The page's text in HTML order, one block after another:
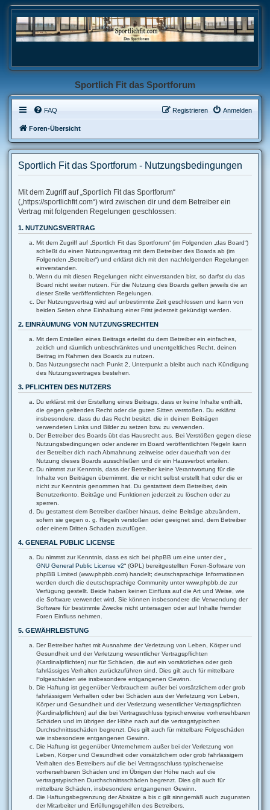
Sportlich Fit das Sportforum
FAQ Anmelden
Registrieren
Foren-Übersicht
Sportlich Fit das Sportforum - Nutzungsbedingungen
Mit dem Zugriff auf „Sportlich Fit das Sportforum“
(„https://sportlichfit.com“) wird zwischen dir und dem Betreiber ein
Vertrag mit folgenden Regelungen geschlossen:
1. NUTZUNGSVERTRAG
Mit dem Zugriff auf „Sportlich Fit das Sportforum“ (im Folgenden „das Board“)
schließt du einen Nutzungsvertrag mit dem Betreiber des Boards ab (im
Folgenden „Betreiber“) und erklärst dich mit den nachfolgenden Regelungen
einverstanden.
Wenn du mit diesen Regelungen nicht einverstanden bist, so darfst du das
Board nicht weiter nutzen. Für die Nutzung des Boards gelten jeweils die an
dieser Stelle veröffentlichten Regelungen.
Der Nutzungsvertrag wird auf unbestimmte Zeit geschlossen und kann von
beiden Seiten ohne Einhaltung einer Frist jederzeit gekündigt werden.
2. EINRÄUMUNG VON NUTZUNGSRECHTEN
Mit dem Erstellen eines Beitrags erteilst du dem Betreiber ein einfaches,
zeitlich und räumlich unbeschränktes und unentgeltliches Recht, deinen
Beitrag im Rahmen des Boards zu nutzen.
Das Nutzungsrecht nach Punkt 2, Unterpunkt a bleibt auch nach Kündigung
des Nutzungsvertrages bestehen.
3. PFLICHTEN DES NUTZERS
Du erklärst mit der Erstellung eines Beitrags, dass er keine Inhalte enthält,
die gegen geltendes Recht oder die guten Sitten verstoßen. Du erklärst
insbesondere, dass du das Recht besitzt, die in deinen Beiträgen
verwendeten Links und Bilder zu setzen bzw. zu verwenden.
Der Betreiber des Boards übt das Hausrecht aus. Bei Verstößen gegen diese
Nutzungsbedingungen oder anderer im Board veröffentlichten Regeln kann
der Betreiber dich nach Abmahnung zeitweise oder dauerhaft von der
Nutzung dieses Boards ausschließen und dir ein Hausverbot erteilen.
Du nimmst zur Kenntnis, dass der Betreiber keine Verantwortung für die
Inhalte von Beiträgen übernimmt, die er nicht selbst erstellt hat oder die er
nicht zur Kenntnis genommen hat. Du gestattest dem Betreiber, dein
Benutzerkonto, Beiträge und Funktionen jederzeit zu löschen oder zu
sperren.
Du gestattest dem Betreiber darüber hinaus, deine Beiträge abzuändern,
sofern sie gegen o. g. Regeln verstoßen oder geeignet sind, dem Betreiber
oder einem Dritten Schaden zuzufügen.
4. GENERAL PUBLIC LICENSE
Du nimmst zur Kenntnis, dass es sich bei phpBB um eine unter der „
GNU General Public License v2“ (GPL) bereitgestellten Foren-Software von
phpBB Limited (www.phpbb.com) handelt; deutschsprachige Informationen
werden durch die deutschsprachige Community unter www.phpbb.de zur
Verfügung gestellt. Beide haben keinen Einfluss auf die Art und Weise, wie
die Software verwendet wird. Sie können insbesondere die Verwendung der
Software für bestimmte Zwecke nicht untersagen oder auf Inhalte fremder
Foren Einfluss nehmen.
5. GEWÄHRLEISTUNG
Der Betreiber haftet mit Ausnahme der Verletzung von Leben, Körper und
Gesundheit und der Verletzung wesentlicher Vertragspflichten
(Kardinalpflichten) nur für Schäden, die auf ein vorsätzliches oder grob
fahrlässiges Verhalten zurückzuführen sind. Dies gilt auch für mittelbare
Folgeschäden wie insbesondere entgangenen Gewinn.
Die Haftung ist gegenüber Verbrauchern außer bei vorsätzlichem oder grob
fahrlässigem Verhalten oder bei Schäden aus der Verletzung von Leben,
Körper und Gesundheit und der Verletzung wesentlicher Vertragspflichten
(Kardinalpflichten) auf die bei Vertragsschluss typischerweise vorhersehbaren
Schäden und im übrigen der Höhe nach auf die vertragstypischen
Durchschnittsschäden begrenzt. Dies gilt auch für mittelbare Folgeschäden
wie insbesondere entgangenen Gewinn.
Die Haftung ist gegenüber Unternehmern außer bei der Verletzung von
Leben, Körper und Gesundheit oder vorsätzlichem oder grob fahrlässigem
Verhalten des Betreibers auf die bei Vertragsschluss typischerweise
vorhersehbaren Schäden und im Übrigen der Höhe nach auf die
vertragstypischen Durchschnittsschäden begrenzt. Dies gilt auch für
mittelbare Schäden, insbesondere entgangenen Gewinn.
Die Haftungsbegrenzung der Absätze a bis c gilt sinngemäß auch zugunsten
der Mitarbeiter und Erfüllungsgehilfen des Betreibers.